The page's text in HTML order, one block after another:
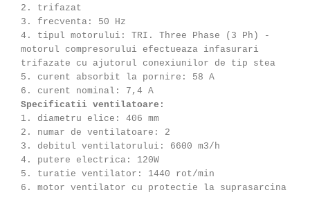
2. trifazat
3. frecventa: 50 Hz
4. tipul motorului: TRI. Three Phase (3 Ph) -
motorul compresorului efectueaza infasurari
trifazate cu ajutorul conexiunilor de tip stea
5. curent absorbit la pornire: 58 A
6. curent nominal: 7,4 A
Specificatii ventilatoare:
1. diametru elice: 406 mm
2. numar de ventilatoare: 2
3. debitul ventilatorului: 6600 m3/h
4. putere electrica: 120W
5. turatie ventilator: 1440 rot/min
6. motor ventilator cu protectie la suprasarcina